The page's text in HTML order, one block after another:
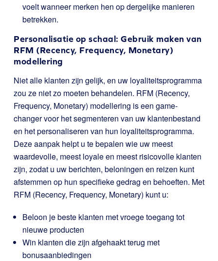
voelt wanneer merken hen op dergelijke manieren
betrekken.
Personalisatie op schaal: Gebruik maken van
RFM (Recency, Frequency, Monetary)
modellering
Niet alle klanten zijn gelijk, en uw loyaliteitsprogramma
zou ze niet zo moeten behandelen. RFM (Recency,
Frequency, Monetary) modellering is een game-
changer voor het segmenteren van uw klantenbestand
en het personaliseren van hun loyaliteitsprogramma.
Deze aanpak helpt u te bepalen wie uw meest
waardevolle, meest loyale en meest risicovolle klanten
zijn, zodat u uw berichten, beloningen en reizen kunt
afstemmen op hun specifieke gedrag en behoeften. Met
RFM (Recency, Frequency, Monetary) kunt u:
Beloon je beste klanten met vroege toegang tot
nieuwe producten
Win klanten die zijn afgehaakt terug met
bonusaanbiedingen